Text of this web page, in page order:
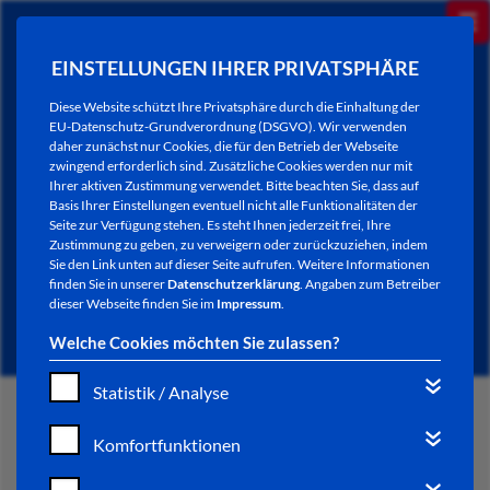
EINSTELLUNGEN IHRER PRIVATSPHÄRE
Diese Website schützt Ihre Privatsphäre durch die Einhaltung der
EU-Datenschutz-Grundverordnung (DSGVO). Wir verwenden
daher zunächst nur Cookies, die für den Betrieb der Webseite
zwingend erforderlich sind. Zusätzliche Cookies werden nur mit
Ihrer aktiven Zustimmung verwendet. Bitte beachten Sie, dass auf
Basis Ihrer Einstellungen eventuell nicht alle Funktionalitäten der
Seite zur Verfügung stehen. Es steht Ihnen jederzeit frei, Ihre
Zustimmung zu geben, zu verweigern oder zurückzuziehen, indem
Sie den Link unten auf dieser Seite aufrufen. Weitere Informationen
finden Sie in unsererDatenschutzerklärung. Angaben zum Betreiber
dieser Webseite finden Sie im Impressum.
Welche Cookies möchten Sie zulassen?
Statistik / Analyse
Komfortfunktionen
NEWSLETTER / CITY LETTER
START